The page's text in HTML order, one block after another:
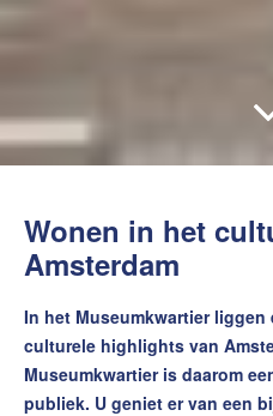
Wonen in het
Amsterdam
In het Museumkwartier
culturele highlights van
Museumkwartier is daarom
publiek. U geniet er van een